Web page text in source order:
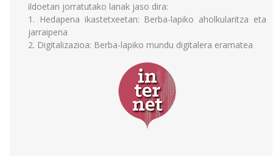
ildoetan jorratutako lanak jaso dira:
1. Hedapena ikastetxeetan: Berba-lapiko aholkularitza eta
jarraipena
2. Digitalizazioa: Berba-lapiko mundu digitalera eramatea